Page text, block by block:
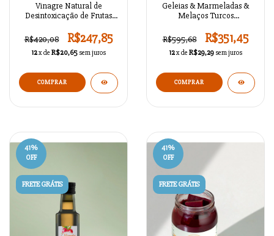
Vinagre Natural de
Desintoxicação de Frutas
R$420,08
R$247,85
12x de R$20,65 sem juros
Geleias & Marmeladas &
Melaços Turcos
R$595,68
R$351,45
12x de R$29,29 sem juros
COMPRAR
41%
OFF
FRETE GRÁTIS
41%
OFF
FRETE GRÁTIS